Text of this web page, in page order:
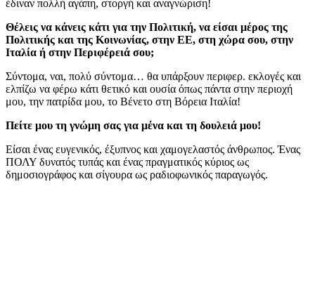
έδιναν πολλή αγάπη, στοργή και αναγνώριση!
Θέλεις να κάνεις κάτι για την Πολιτική, να είσαι μέρος της
Πολιτικής και της Κοινωνίας, στην ΕΕ, στη χώρα σου, στην
Ιταλία ή στην Περιφέρειά σου;
Σύντομα, ναι, πολύ σύντομα… θα υπάρξουν περιφερ. εκλογές και
ελπίζω να φέρω κάτι θετικό και ουσία όπως πάντα στην περιοχή
μου, την πατρίδα μου, το Βένετο στη Βόρεια Ιταλία!
Πείτε μου τη γνώμη σας για μένα και τη δουλειά μου!
Είσαι ένας ευγενικός, έξυπνος και χαμογελαστός άνθρωπος. Ένας
ΠΟΛΥ δυνατός τυπάς και ένας πραγματικός κύριος ως
δημοσιογράφος και σίγουρα ως ραδιοφωνικός παραγωγός.